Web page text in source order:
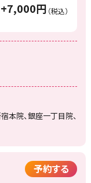
+7,000円 （税込）
本院、銀座一丁目院、
予約する